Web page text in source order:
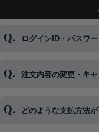
ログインID・パスワ
◆下記ページより、ロ
注文内容の変更・キ
◆即日発送を行なって
どのような支払方法